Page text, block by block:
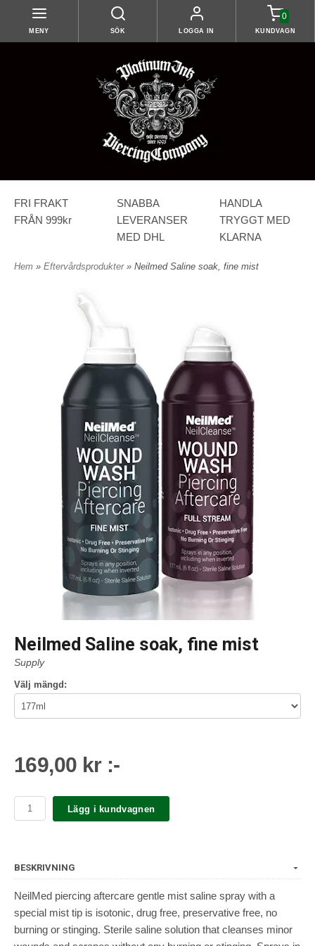
MENY SÖK LOGGA IN
0
KUNDVAGN
FRI FRAKT
FRÅN 999kr
SNABBA
LEVERANSER
MED DHL
HANDLA
TRYGGT MED
KLARNA
Hem » Eftervårdsprodukter » Neilmed Saline soak, fine mist
Neilmed Saline soak, fine mist
Supply
Välj mängd:
169,00 kr :-
Lägg i kundvagnen
BESKRIVNING
NeilMed piercing aftercare gentle mist saline spray with a
special mist tip is isotonic, drug free, preservative free, no
burning or stinging. Sterile saline solution that cleanses minor